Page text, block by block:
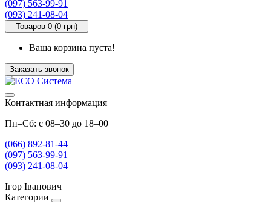
(097) 563-99-91
(093) 241-08-04
Товаров 0 (0 грн)
Ваша корзина пуста!
Заказать звонок
Контактная информация
Пн–Сб: с 08–30 до 18–00
(066) 892-81-44
(097) 563-99-91
(093) 241-08-04
Ігор Іванович
Категории